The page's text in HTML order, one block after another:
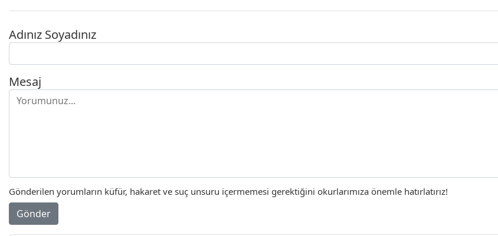
Adınız Soyadınız
Mesaj
Gönderilen yorumların küfür, hakaret ve suç unsuru içermemesi gerektiğini okurlarımıza önemle hatırlatırız!
Gönder